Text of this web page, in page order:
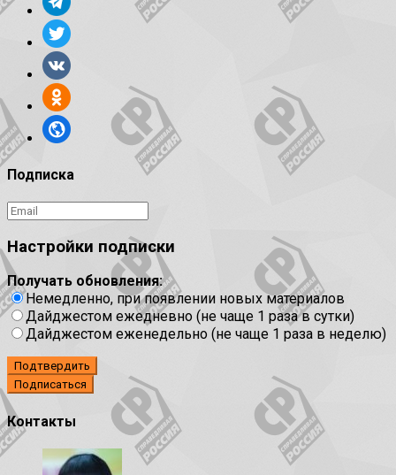
Подписка
Настройки подписки
Получать обновления:
Немедленно, при появлении новых материалов
Дайджестом ежедневно (не чаще 1 раза в сутки)
Дайджестом еженедельно (не чаще 1 раза в неделю)
Подтвердить
Контакты